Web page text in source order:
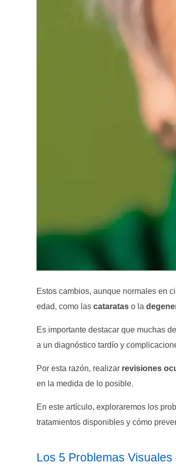
Estos cambios, aunque normales en
edad, como las cataratas o la
Es importante destacar que muchas
a un diagnóstico tardío y
Por esta razón, realizar revisiones
en la medida de lo posible.
En este artículo, exploraremos los
tratamientos disponibles y cómo
Los 5 Problemas